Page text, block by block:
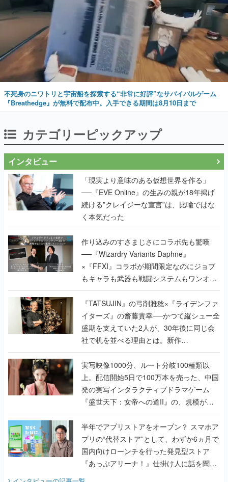
不死身のニワトリと宇宙船を探索する“非常に好評”なサバイバルゲーム
『Breathedge』が無料で配布中。入手できる期間は8月10日まで
カテゴリーピックアップ
インタビュー
「現実より意味のある仮想世界を作る」
──『EVE Online』の生みの親が18年掲げ
続ける”クレイジーな宣言”は、比喩ではな
く本気だった
作り込みのすさまじさにコラボ先も驚嘆
──『Wizardry Variants Daphne』
×『FFXI』コラボが期間限定なのにジョブ
もキャラも武器も戦闘システムもワンオフ
で作り込まれた理由を両ディレクターに聞
く
『TATSUJIN』の弓削雅稔×『ライデンファ
イターズ』の齋藤貴幸──かつて縦シュー全
盛期を支えていた2人が、30年後に同じ会
社で机を並べる理由とは。新作
『TATSUJIN EXTREME』で初タッグを組
んだレジェンド2人に訊く開発秘話
実写映像1000分、ルート分岐100種類以
上。配信開始5日で100万本を売った、中国
発の実写インタラクティブドラマゲーム
『盛世天下：女帝への道II』の、規模が違
うこだわりをプロデューサーに聞いた
半年でアプリストアをオープン？ スマホア
プリの“代替ストア”として、わずか6ヵ月で
国内向けローンチを行った発見型ストア
『あっぷアリーナ！』仕掛け人に話を聞い
てみた